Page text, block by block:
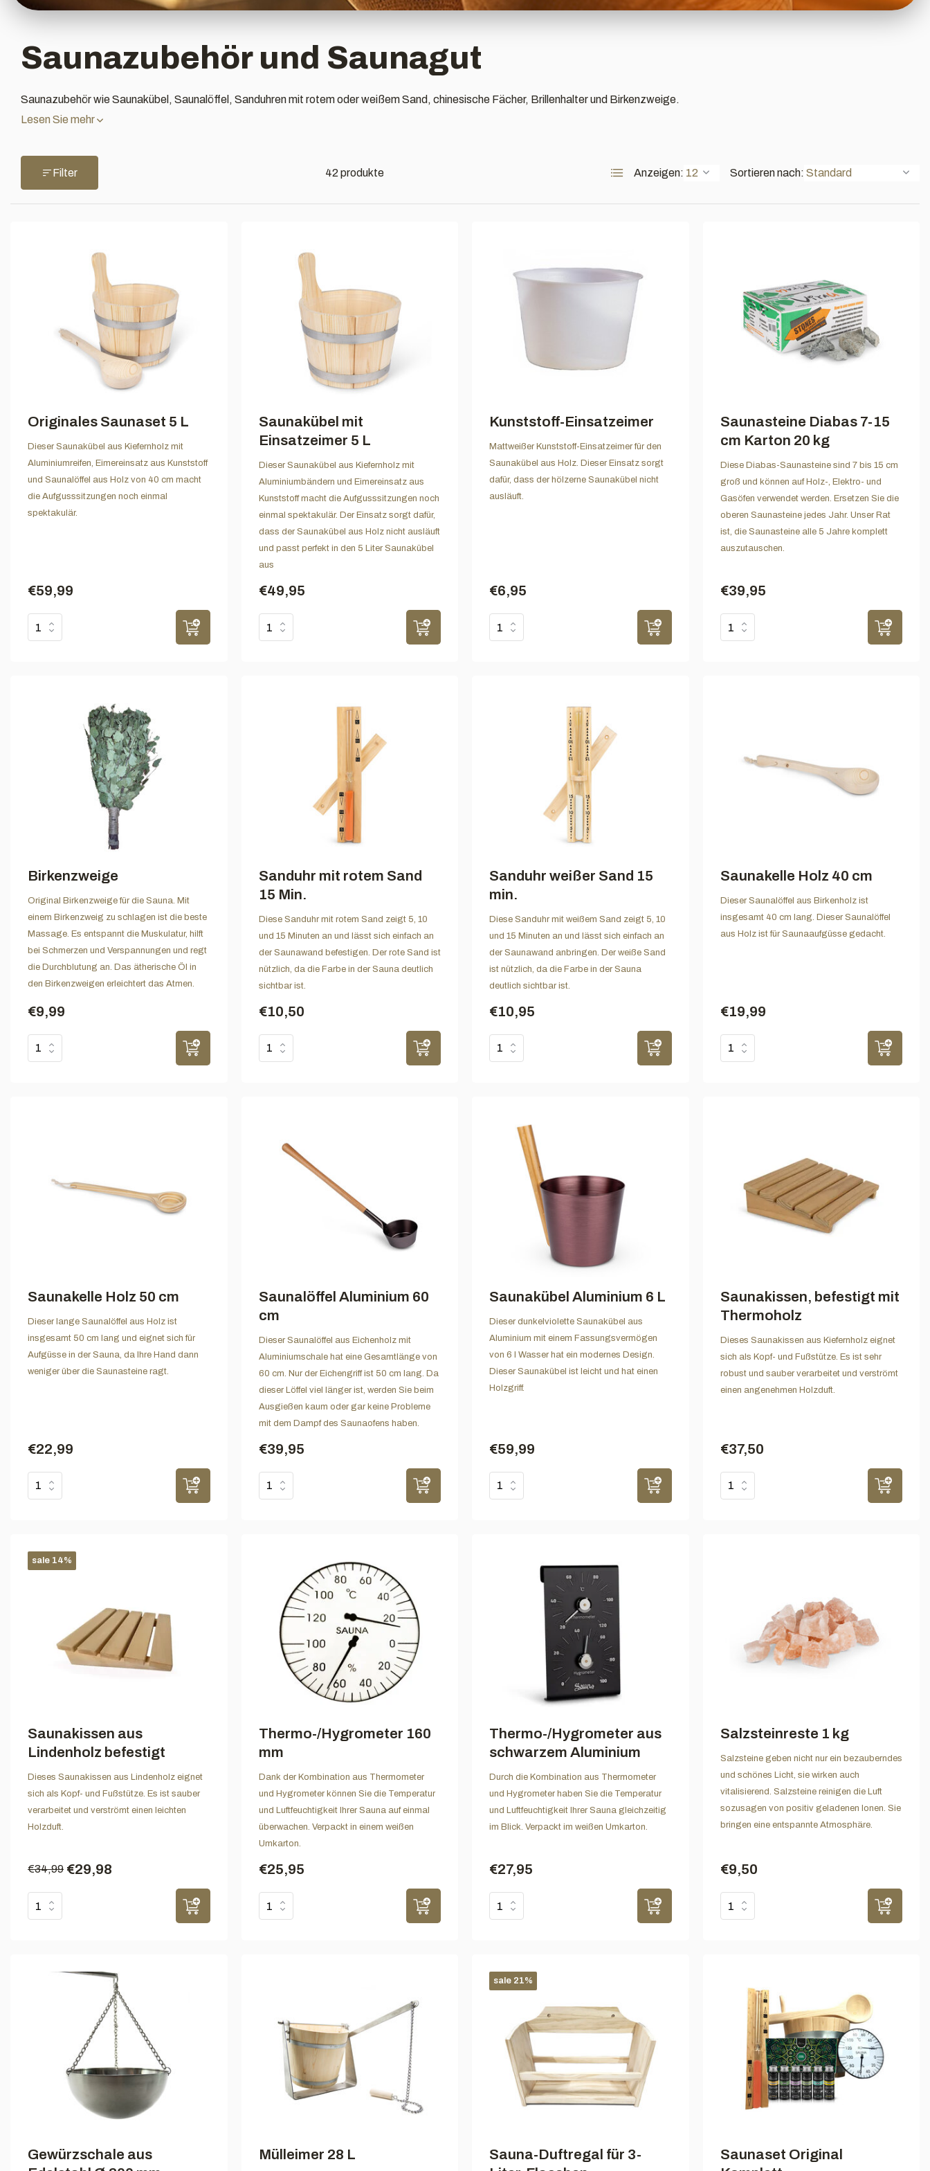
Saunazubehör und Saunagut
Saunazubehör wie Saunakübel, Saunalöffel, Sanduhren mit rotem oder weißem Sand, chinesische Fächer, Brillenhalter und Birkenzweige.
Lesen Sie mehr
Filter 42 produkte Anzeigen: Sortieren nach:
Originales Saunaset 5 L
Dieser Saunakübel aus Kiefernholz mit
Aluminiumreifen, Eimereinsatz aus Kunststoff
und Saunalöffel aus Holz von 40 cm macht
die Aufgusssitzungen noch einmal
spektakulär.
€59,99
Saunakübel mit
Einsatzeimer 5 L
Dieser Saunakübel aus Kiefernholz mit
Aluminiumbändern und Eimereinsatz aus
Kunststoff macht die Aufgusssitzungen noch
einmal spektakulär. Der Einsatz sorgt dafür,
dass der Saunakübel aus Holz nicht ausläuft
und passt perfekt in den 5 Liter Saunakübel
aus
€49,95
Kunststoff-Einsatzeimer
Mattweißer Kunststoff-Einsatzeimer für den
Saunakübel aus Holz. Dieser Einsatz sorgt
dafür, dass der hölzerne Saunakübel nicht
ausläuft.
€6,95
Saunasteine Diabas 7-15
cm Karton 20 kg
Diese Diabas-Saunasteine sind 7 bis 15 cm
groß und können auf Holz-, Elektro- und
Gasöfen verwendet werden. Ersetzen Sie die
oberen Saunasteine jedes Jahr. Unser Rat
ist, die Saunasteine alle 5 Jahre komplett
auszutauschen.
€39,95
Birkenzweige
Original Birkenzweige für die Sauna. Mit
einem Birkenzweig zu schlagen ist die beste
Massage. Es entspannt die Muskulatur, hilft
bei Schmerzen und Verspannungen und regt
die Durchblutung an. Das ätherische Öl in
den Birkenzweigen erleichtert das Atmen.
€9,99
Sanduhr mit rotem Sand
15 Min.
Diese Sanduhr mit rotem Sand zeigt 5, 10
und 15 Minuten an und lässt sich einfach an
der Saunawand befestigen. Der rote Sand ist
nützlich, da die Farbe in der Sauna deutlich
sichtbar ist.
€10,50
Sanduhr weißer Sand 15
min.
Diese Sanduhr mit weißem Sand zeigt 5, 10
und 15 Minuten an und lässt sich einfach an
der Saunawand anbringen. Der weiße Sand
ist nützlich, da die Farbe in der Sauna
deutlich sichtbar ist.
€10,95
Saunakelle Holz 40 cm
Dieser Saunalöffel aus Birkenholz ist
insgesamt 40 cm lang. Dieser Saunalöffel
aus Holz ist für Saunaaufgüsse gedacht.
€19,99
Saunakelle Holz 50 cm
Dieser lange Saunalöffel aus Holz ist
insgesamt 50 cm lang und eignet sich für
Aufgüsse in der Sauna, da Ihre Hand dann
weniger über die Saunasteine ragt.
€22,99
Saunalöffel Aluminium 60
cm
Dieser Saunalöffel aus Eichenholz mit
Aluminiumschale hat eine Gesamtlänge von
60 cm. Nur der Eichengriff ist 50 cm lang. Da
dieser Löffel viel länger ist, werden Sie beim
Ausgießen kaum oder gar keine Probleme
mit dem Dampf des Saunaofens haben.
€39,95
Saunakübel Aluminium 6 L
Dieser dunkelviolette Saunakübel aus
Aluminium mit einem Fassungsvermögen
von 6 l Wasser hat ein modernes Design.
Dieser Saunakübel ist leicht und hat einen
Holzgriff.
€59,99
Saunakissen, befestigt mit
Thermoholz
Dieses Saunakissen aus Kiefernholz eignet
sich als Kopf- und Fußstütze. Es ist sehr
robust und sauber verarbeitet und verströmt
einen angenehmen Holzduft.
€37,50
sale 14%
Saunakissen aus
Lindenholz befestigt
Dieses Saunakissen aus Lindenholz eignet
sich als Kopf- und Fußstütze. Es ist sauber
verarbeitet und verströmt einen leichten
Holzduft.
€34,99 €29,98
Thermo-/Hygrometer 160
mm
Dank der Kombination aus Thermometer
und Hygrometer können Sie die Temperatur
und Luftfeuchtigkeit Ihrer Sauna auf einmal
überwachen. Verpackt in einem weißen
Umkarton.
€25,95
Thermo-/Hygrometer aus
schwarzem Aluminium
Durch die Kombination aus Thermometer
und Hygrometer haben Sie die Temperatur
und Luftfeuchtigkeit Ihrer Sauna gleichzeitig
im Blick. Verpackt im weißen Umkarton.
€27,95
Salzsteinreste 1 kg
Salzsteine geben nicht nur ein bezauberndes
und schönes Licht, sie wirken auch
vitalisierend. Salzsteine reinigen die Luft
sozusagen von positiv geladenen Ionen. Sie
bringen eine entspannte Atmosphäre.
€9,50
Gewürzschale aus
Mülleimer 28 L
sale 21%
Sauna-Duftregal für 3-
Saunaset Original